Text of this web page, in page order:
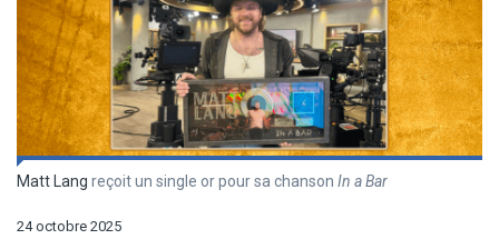
Matt Lang reçoit un single or pour sa chanson In a Bar
24 octobre 2025